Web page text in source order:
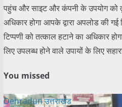
पहुंच और साइट और कंपनी के उपयोग को
अधिकार होगा आपके द्वारा अपलोड की
टिप्पणी को तत्काल हटाने का अधिकार
लिए उपलब्ध होने वाले उपायों के लिए
You missed
Dehradunउत्तराखंड